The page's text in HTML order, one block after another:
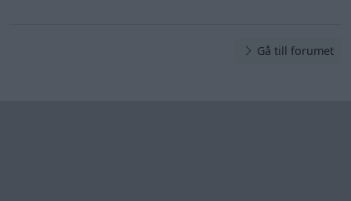
Gå till forumet